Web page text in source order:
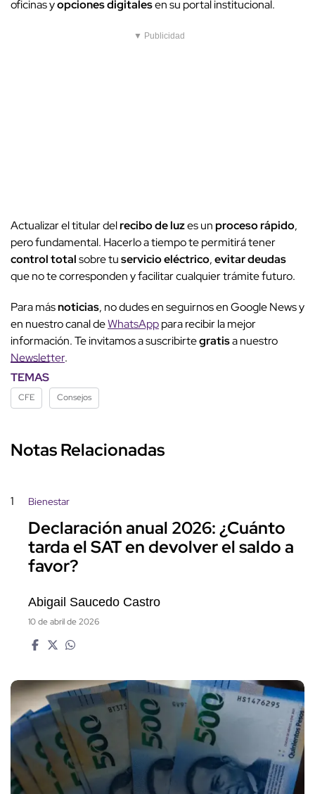
oficinas yopciones digitalesen su portal institucional.
▼ Publicidad
Actualizar el titular delrecibo de luzes unproceso rápido,
pero fundamental. Hacerlo a tiempo te permitirá tener
control totalsobre tuservicio eléctrico,evitar deudas
que no te corresponden y facilitar cualquier trámite futuro.
Para másnoticias, no dudes en seguirnos en Google News y
en nuestro canal deWhatsApppara recibir la mejor
información. Te invitamos a suscribirtegratisa nuestro
Newsletter.
TEMAS
CFE Consejos
Notas Relacionadas
1 Bienestar
Declaración anual 2026: ¿Cuánto
tarda el SAT en devolver el saldo a
favor?
Abigail Saucedo Castro
10 de abril de 2026